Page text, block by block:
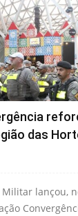
das
Militar lançou,